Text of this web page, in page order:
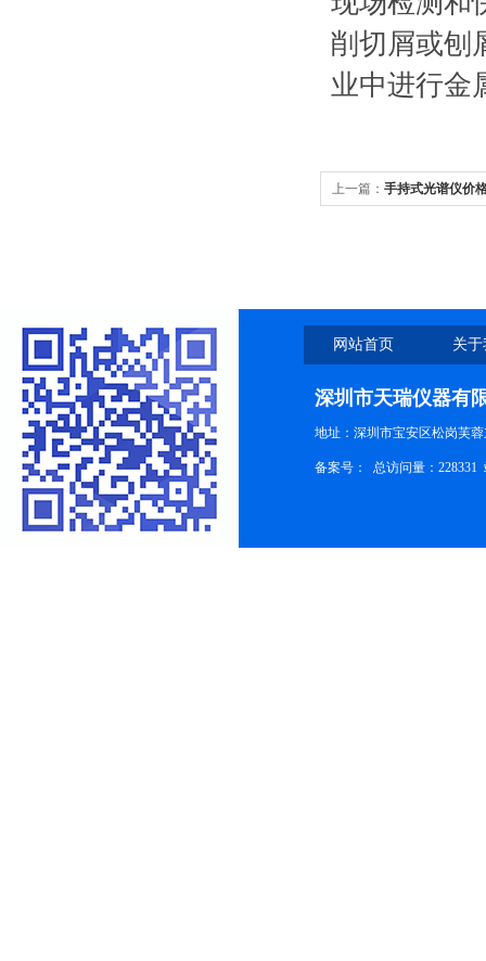
削切屑或刨
业中进行金
上一篇： 手持式光谱仪价
网站首页 关
深圳市天瑞仪器有
地址：深圳市宝安区松岗芙
备案号： 总访问量：228331